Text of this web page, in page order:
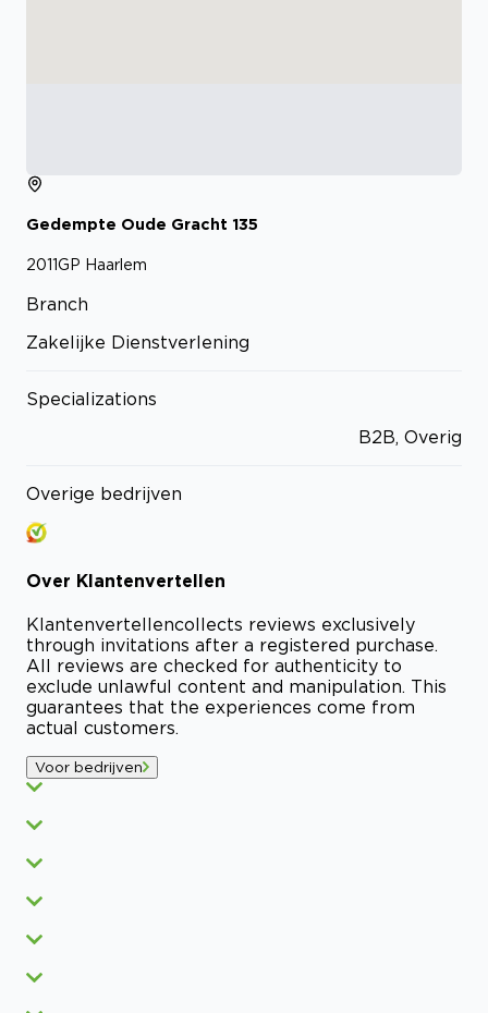
Gedempte Oude Gracht 135
2011GP Haarlem
Branch
Zakelijke Dienstverlening
Specializations
B2B, Overig
Overige bedrijven
Over Klantenvertellen
Klantenvertellencollects reviews exclusively
through invitations after a registered purchase.
All reviews are checked for authenticity to
exclude unlawful content and manipulation. This
guarantees that the experiences come from
actual customers.
Voor bedrijven